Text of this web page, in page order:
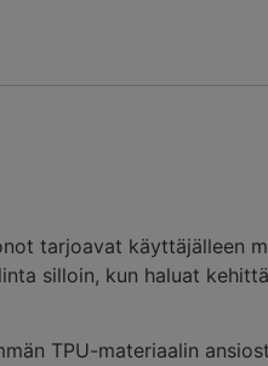
tarjoavat käyttäjälleen
silloin, kun haluat
TPU-materiaalin